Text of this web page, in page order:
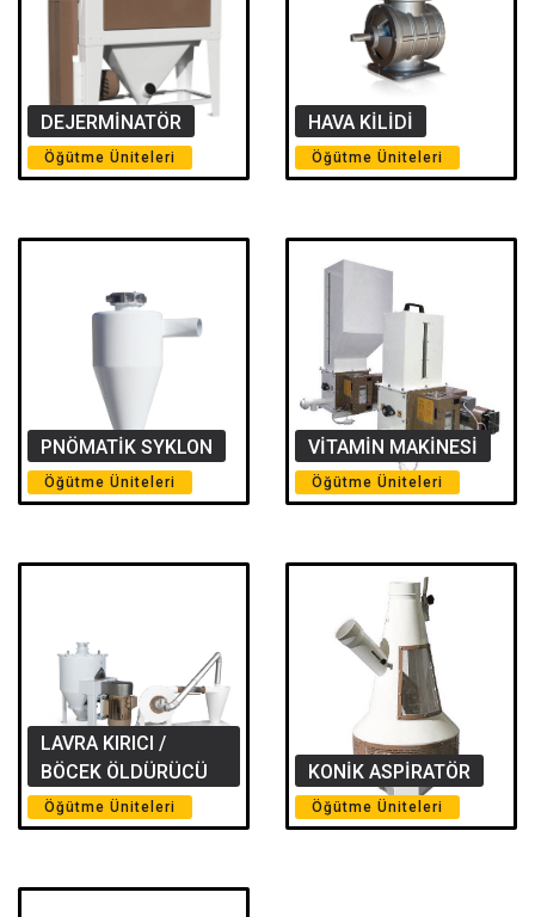
DEJERMİNATÖR
Öğütme Üniteleri
HAVA KİLİDİ
Öğütme Üniteleri
PNÖMATİK SYKLON
Öğütme Üniteleri
VİTAMİN MAKİNESİ
Öğütme Üniteleri
LAVRA KIRICI /
BÖCEK ÖLDÜRÜCÜ
Öğütme Üniteleri
KONİK ASPİRATÖR
Öğütme Üniteleri